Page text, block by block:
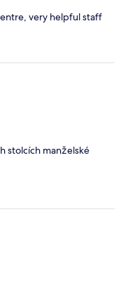
very helpful staff
stolcích manželské